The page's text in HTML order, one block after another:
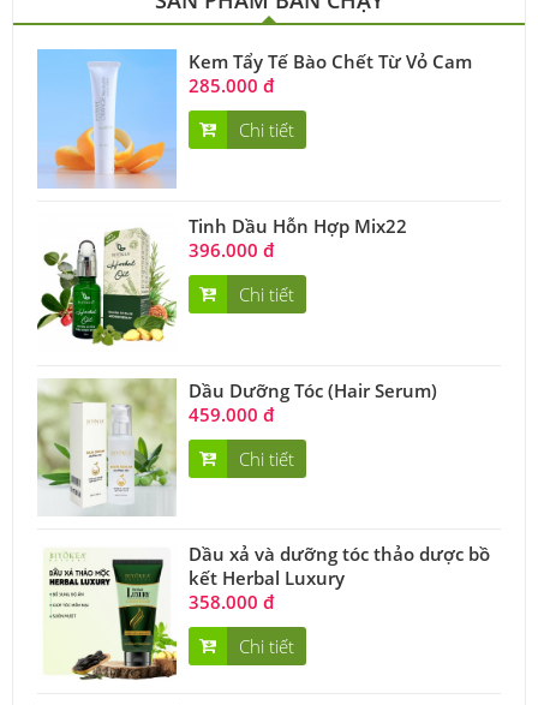
Kem Tẩy Tế Bào Chết Từ Vỏ Cam
285.000 đ
Chi tiết
Tinh Dầu Hỗn Hợp Mix22
396.000 đ
Chi tiết
Dầu Dưỡng Tóc (Hair Serum)
459.000 đ
Chi tiết
Dầu xả và dưỡng tóc thảo dược bồ
kết Herbal Luxury
358.000 đ
Chi tiết